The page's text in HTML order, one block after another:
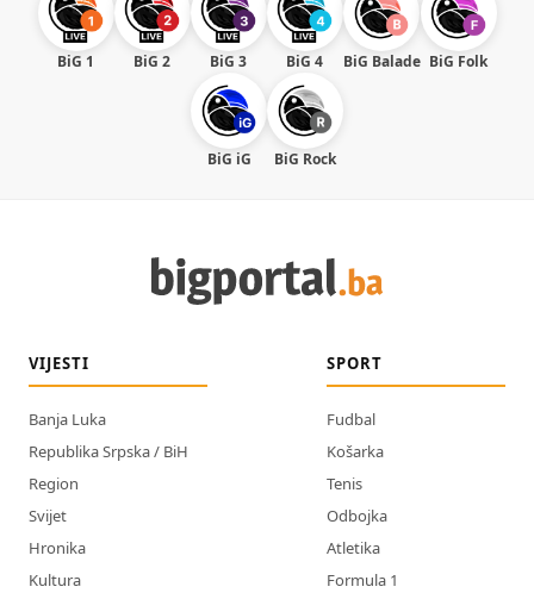
BiG 1 BiG 2 BiG 3 BiG 4 BiG Balade BiG Folk
BiG iG BiG Rock
VIJESTI
Banja Luka
Republika Srpska / BiH
Region
Svijet
Hronika
Kultura
SPORT
Fudbal
Košarka
Tenis
Odbojka
Atletika
Formula 1